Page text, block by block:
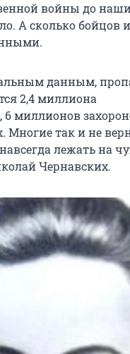
войны до
А сколько бойцов
данным,
2,4 миллиона
миллионов
Многие так и не
лежать на
Чернавских.